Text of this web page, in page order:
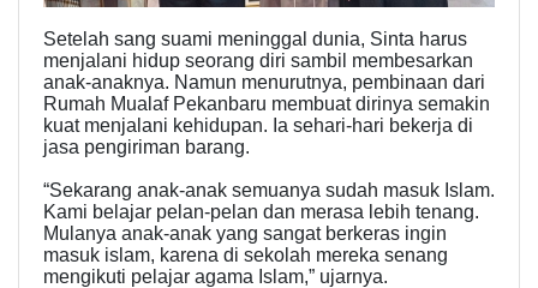
Setelah sang suami meninggal dunia, Sinta harus
menjalani hidup seorang diri sambil membesarkan
anak-anaknya. Namun menurutnya, pembinaan dari
Rumah Mualaf Pekanbaru membuat dirinya semakin
kuat menjalani kehidupan. Ia sehari-hari bekerja di
jasa pengiriman barang.
“Sekarang anak-anak semuanya sudah masuk Islam.
Kami belajar pelan-pelan dan merasa lebih tenang.
Mulanya anak-anak yang sangat berkeras ingin
masuk islam, karena di sekolah mereka senang
mengikuti pelajar agama Islam,” ujarnya.